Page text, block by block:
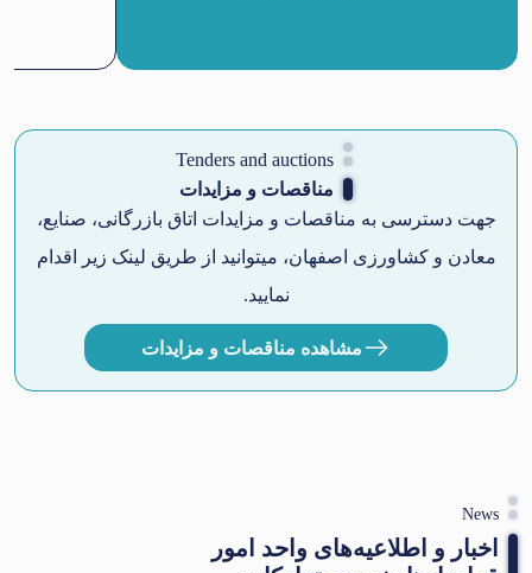
Tenders and auctions
مناقصات و مزایدات
جهت دسترسی به مناقصات و مزایدات اتاق بازرگانی، صنایع،
معادن و کشاورزی اصفهان، میتوانید از طریق لینک زیر اقدام
نمایید.
مشاهده مناقصات و مزایدات
News
اخبار و اطلاعیه‌های واحد امور